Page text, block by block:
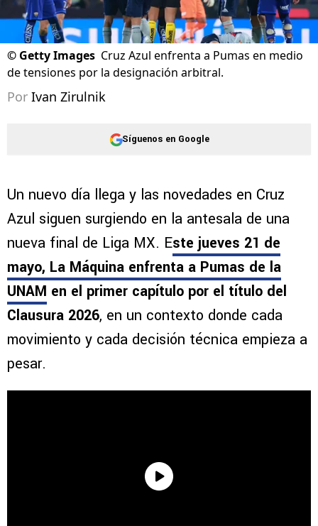
© Getty Images Cruz Azul enfrenta a Pumas en medio
de tensiones por la designación arbitral.
Por Ivan Zirulnik
Síguenos en Google
Un nuevo día llega y las novedades en Cruz
Azul siguen surgiendo en la antesala de una
nueva final de Liga MX. Este jueves 21 de
mayo, La Máquina enfrenta a Pumas de la
UNAM en el primer capítulo por el título del
Clausura 2026, en un contexto donde cada
movimiento y cada decisión técnica empieza a
pesar.